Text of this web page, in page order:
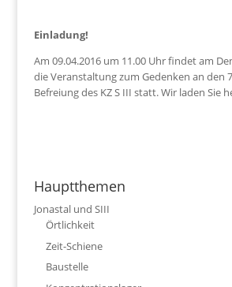
Einladung!
Am 09.04.2016 um 11.00 Uhr findet am
die Veranstaltung zum Gedenken an den
Befreiung des KZ S III statt. Wir laden Sie
Hauptthemen
Jonastal und SIII
Örtlichkeit
Zeit-Schiene
Baustelle